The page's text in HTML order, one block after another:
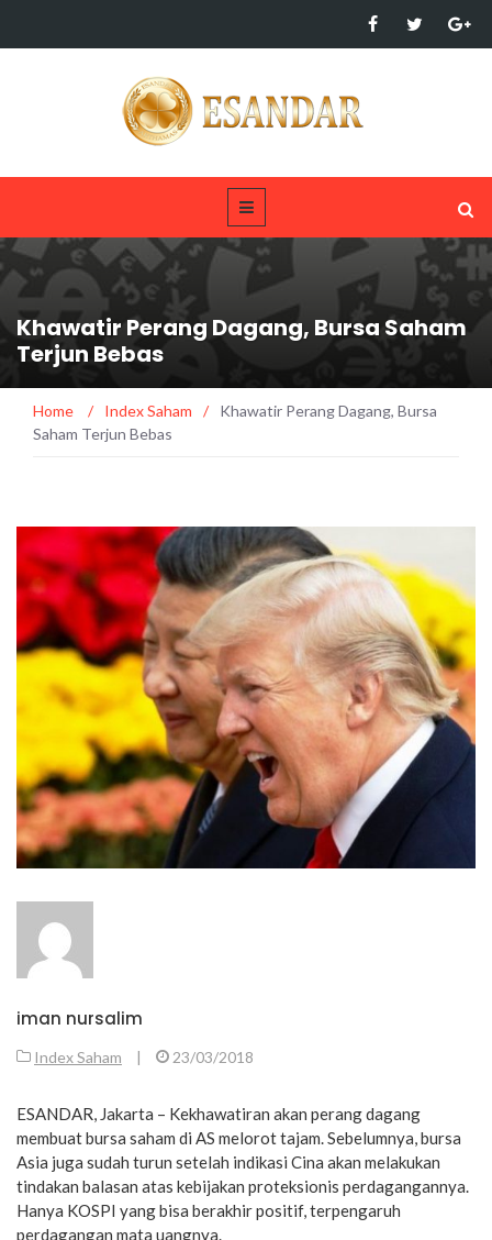
Khawatir Perang Dagang, Bursa Saham
Terjun Bebas
Home / Index Saham /
Khawatir Perang Dagang, Bursa
Saham Terjun Bebas
iman nursalim
Index Saham | 23/03/2018
ESANDAR, Jakarta – Kekhawatiran akan perang dagang
membuat bursa saham di AS melorot tajam. Sebelumnya, bursa
Asia juga sudah turun setelah indikasi Cina akan melakukan
tindakan balasan atas kebijakan proteksionis perdagangannya.
Hanya KOSPI yang bisa berakhir positif, terpengaruh
perdagangan mata uangnya.